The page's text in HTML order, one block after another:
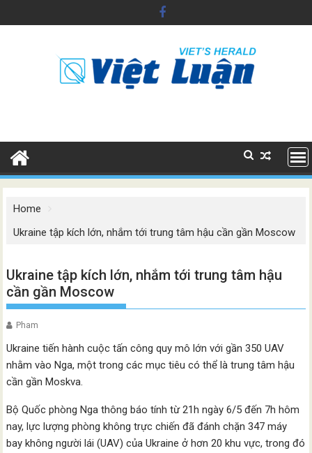
to
Home
Ukraine tập kích lớn, nhắm tới trung tâm hậu cần gần Moscow
Ukraine tập kích lớn, nhắm tới trung tâm hậu
cần gần Moscow
Pham
Ukraine tiến hành cuộc tấn công quy mô lớn với gần 350 UAV
nhằm vào Nga, một trong các mục tiêu có thể là trung tâm hậu
cần gần Moskva.
Bộ Quốc phòng Nga thông báo tính từ 21h ngày 6/5 đến 7h hôm
nay, lực lượng phòng không trực chiến đã đánh chặn 347 máy
bay không người lái (UAV) của Ukraine ở hơn 20 khu vực, trong đó